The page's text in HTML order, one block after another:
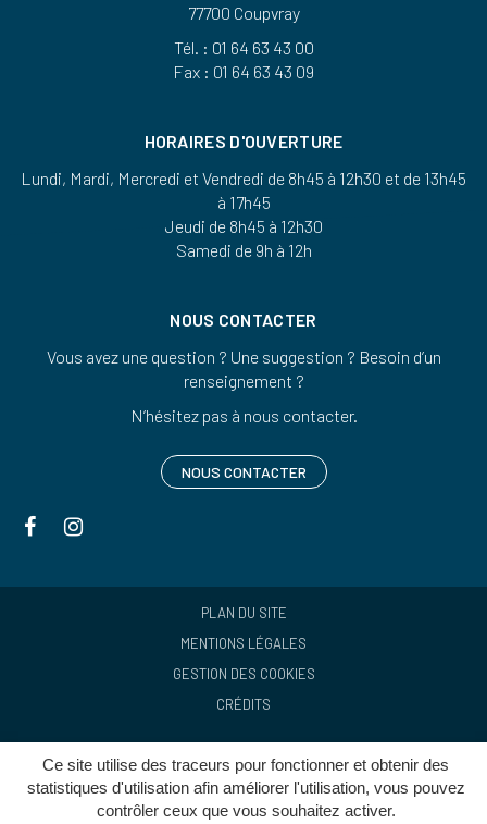
Ce site utilise des traceurs pour fonctionner et obtenir des
statistiques d'utilisation afin améliorer l'utilisation, vous pouvez
contrôler ceux que vous souhaitez activer.
77700 Coupvray
Tél. : 01 64 63 43 00
Fax : 01 64 63 43 09
HORAIRES D'OUVERTURE
Lundi, Mardi, Mercredi et Vendredi de 8h45 à 12h30 et de 13h45
à 17h45
Jeudi de 8h45 à 12h30
Samedi de 9h à 12h
NOUS CONTACTER
Vous avez une question ? Une suggestion ? Besoin d’un
renseignement ?
N’hésitez pas à nous contacter.
NOUS CONTACTER
Lien
le
le
PLAN DU SITE
MENTIONS LÉGALES
GESTION DES COOKIES
CRÉDITS